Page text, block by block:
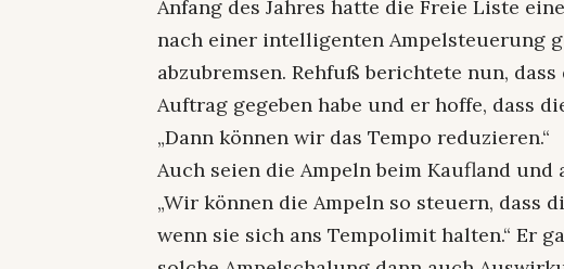
Anfang des Jahres hatte die Freie Liste
nach einer intelligenten Ampelsteuerung
abzubremsen. Rehfuß berichtete nun,
Auftrag gegeben habe und er hoffe, dass
„Dann können wir das Tempo reduzieren.“
Auch seien die Ampeln beim Kaufland und
„Wir können die Ampeln so steuern, dass
wenn sie sich ans Tempolimit halten.“ Er